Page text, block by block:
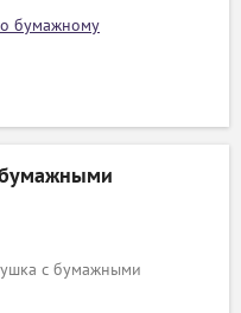
бумажному
бумажными
с бумажными